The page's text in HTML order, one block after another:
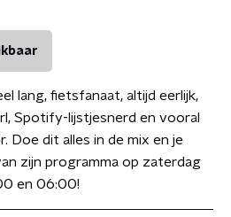
lang, fietsfanaat, altijd eerlijk,
Spotify-lijstjesnerd en vooral
Doe dit alles in de mix en je
zijn programma op zaterdag
en 06:00!